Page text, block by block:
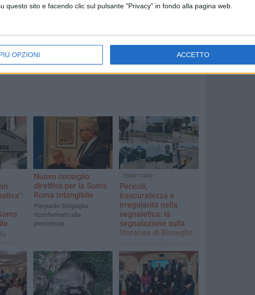
questo sito e facendo clic sul pulsante "Privacy" in fondo alla pagina web.
OPZIONI ACCETTO
7 AGOSTO 2026
Nuovo consiglio
direttivo per la Soms
Roma Intangibile
Pierpaolo Sinigaglia
riconfermato alla
presidenza
TERRITORIO
Pericoli,
trascuratezza e
irregolarità nella
segnaletica: la
segnalazione sulla
litoranea di Bisceglie
#nelmodogiusto: "Non si
addice a una città turistica"